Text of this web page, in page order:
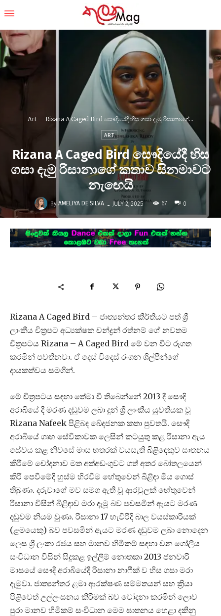
Art Rizana A Caged Bird සෞදියේදී හිස ගසා දැමු රිසානාගේ...
ART
Rizana A Caged Bird සෞදියේදී හිස
ගසා දැමු රිසානාගේ කතාව සිනමාවට
නැඟෙයි
By AMELIYA DE SILVA - JULY 2, 2025 67 0
Rizana A Caged Bird – ජාත්‍යන්තර කීර්තියට පත් ශ්‍රී
ලාංකීය චිත්‍රපට අධ්‍යක්ෂක චන්ද්‍රන් රත්නම් ගේ නවතම
චිත්‍රපටය Rizana – A Caged Bird මේ වන විට රූගත
කරමින් පවතිනවා. ඒ දෙස් විදෙස් රංගන ශිල්පීන්ගේ
දායකත්වය සමගින්.
මේ චිත්‍රපටය සඳහා තේමා වී තිබෙන්නේ 2013 දී සෞදි
අරාබියේ දී මරණ දඬුවම ලබා දුන් ශ්‍රී ලාංකීය යුවතියක වූ
Rizana Nafeek පිළිබඳ ඛේදජනක කතා පුවතයි. සෞදි
අරාබියේ ගෘහ සේවිකාවක ලෙසින් කටයුතු කළ රිසානා ඇය
සේවය කළ නිවසේ මාස හතරක් වයසැති බිළිඳෙකුව ඝාතනය
කිරීමේ චෝදනාව මත අත්අඩංගුවට ගත් අතර බෝතලයෙන්
කිරි පෙවීමේදී හුස්ම හිරවීම හේතුවෙන් බිළිඳා මිය ගොස්
තිබුණා. දරුවාගේ මව සමග ඇති වූ ආරවුලක් හේතුවෙන්
රිසානා විසින් බිළිඳාව මරා දැමූ බව පවසමින් ඇයට මරණ
දඬුවම නියම වුණා. රිසානා 17 හැවිරිදි බාල වයස්කාරියක්
(ළමයෙකු) බව පවසමින් ඇයට මරණ දඬුවම ලබා නොදෙන
ලෙස ශ්‍රී ලංකා රජය සහ මානව හිමිකම් සඳහා වන ගෝලීය
සංවිධාන විසින් සිදුකළ ඉල්ලීම් නොතකා 2013 ජනවාරි
මාසයේ සෞදි අරාබියේදී රිසානා නාෆීක් ව හිස ගසා මරා
දැමුවා. ජාත්‍යන්තර ළමා ආරක්ෂණ සම්මතයන් සහ ක්‍රියා
පිළිවෙත් උල්ලංඝනය කිරීමක් බව චෝදනා කරමින් ලොව
පුරා මානව හිමිකම් සංවිධාන මෙම ඝාතනය හෙළා දකිනු